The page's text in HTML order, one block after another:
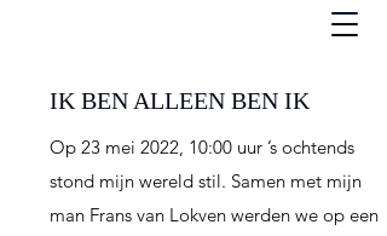
IK BEN ALLEEN BEN IK
Op 23 mei 2022, 10:00 uur ’s ochtends
stond mijn wereld stil. Samen met mijn
man Frans van Lokven werden we op een